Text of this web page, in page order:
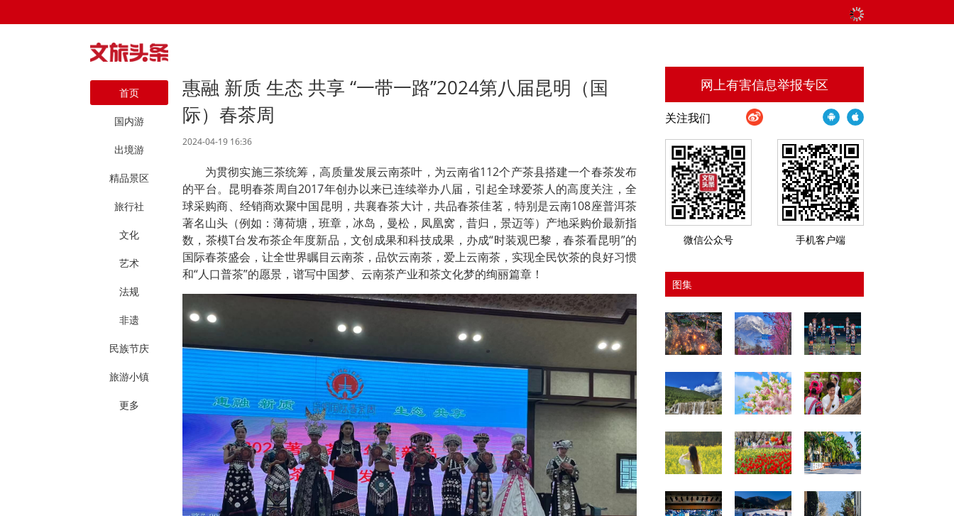
首页
国内游
出境游
精品景区
旅行社
文化
艺术
法规
非遗
民族节庆
旅游小镇
更多
惠融 新质 生态 共享 “一带一路”2024第八届昆明（国
际）春茶周
2024-04-19 16:36
为贯彻实施三茶统筹，高质量发展云南茶叶，为云南省112个产茶县搭建一个春茶发布
的平台。昆明春茶周自2017年创办以来已连续举办八届，引起全球爱茶人的高度关注，全
球采购商、经销商欢聚中国昆明，共襄春茶大计，共品春茶佳茗，特别是云南108座普洱茶
著名山头（例如：薄荷塘，班章，冰岛，曼松，凤凰窝，昔归，景迈等）产地采购价最新指
数，茶模T台发布茶企年度新品，文创成果和科技成果，办成“时装观巴黎，春茶看昆明”的
国际春茶盛会，让全世界瞩目云南茶，品饮云南茶，爱上云南茶，实现全民饮茶的良好习惯
和“人口普茶”的愿景，谱写中国梦、云南茶产业和茶文化梦的绚丽篇章！
网上有害信息举报专区
关注我们
微信公众号 手机客户端
图集